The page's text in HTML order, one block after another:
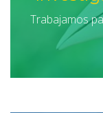
Trabajamos